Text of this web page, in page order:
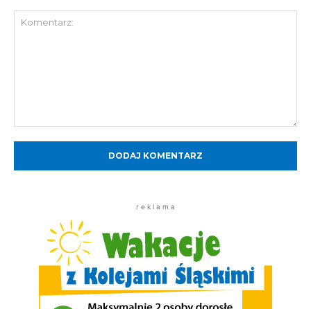
r e k l a m a